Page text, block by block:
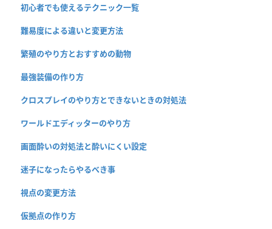
初心者でも使えるテクニック一覧
難易度による違いと変更方法
繁殖のやり方とおすすめの動物
最強装備の作り方
クロスプレイのやり方とできないときの対処法
ワールドエディッターのやり方
画面酔いの対処法と酔いにくい設定
迷子になったらやるべき事
視点の変更方法
仮拠点の作り方